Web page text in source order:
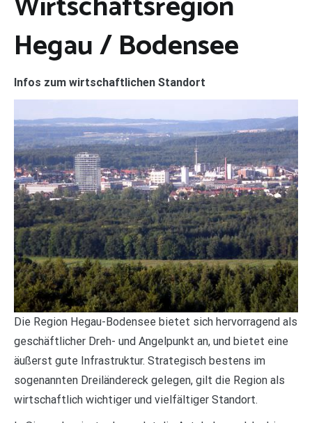
Hegau / Bodensee
Infos zum wirtschaftlichen Standort
Die Region Hegau-Bodensee bietet sich hervorragend als
geschäftlicher Dreh- und Angelpunkt an, und bietet eine
äußerst gute Infrastruktur. Strategisch bestens im
sogenannten Dreiländereck gelegen, gilt die Region als
wirtschaftlich wichtiger und vielfältiger Standort.